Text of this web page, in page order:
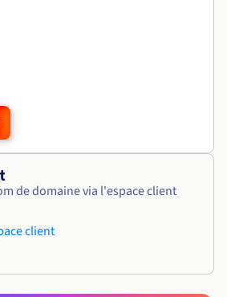
de domaine via l'espace client
client